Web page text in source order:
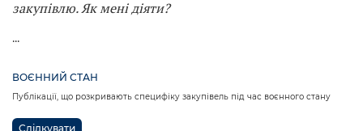
закупівлю. Як мені діяти?
...
ВОЄННИЙ СТАН
Публікації, що розкривають специфіку закупівель під час воєнного стану
Слідкувати